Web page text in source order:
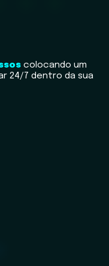
colocando um
24/7 dentro da sua